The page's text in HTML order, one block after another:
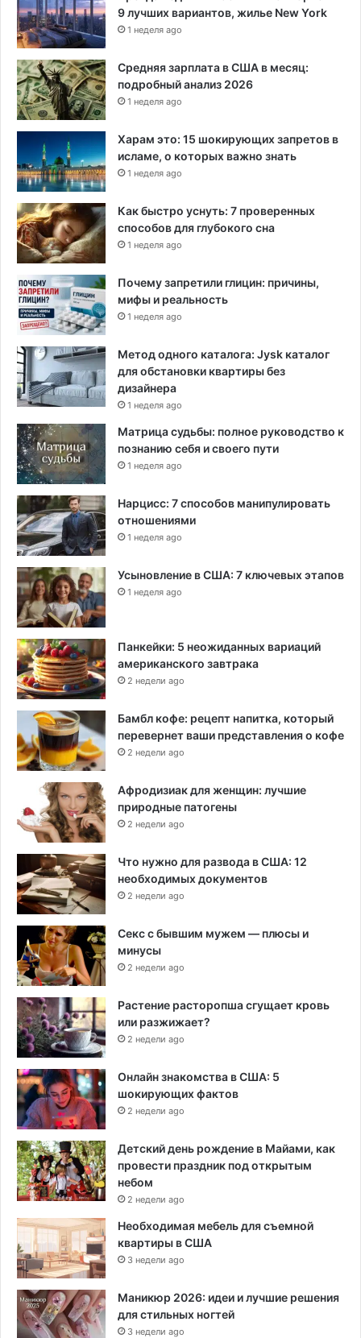
с
и
л
о
1
0
0
0
е
л
в
е
9 лучших вариантов, жилье New York
1 неделя ago
Средняя зарплата в США в месяц:
подробный анализ 2026
1 неделя ago
Харам это: 15 шокирующих запретов в
исламе, о которых важно знать
1 неделя ago
Как быстро уснуть: 7 проверенных
способов для глубокого сна
1 неделя ago
Почему запретили глицин: причины,
мифы и реальность
1 неделя ago
Метод одного каталога: Jysk каталог
для обстановки квартиры без
дизайнера
1 неделя ago
Матрица судьбы: полное руководство к
познанию себя и своего пути
1 неделя ago
Нарцисс: 7 способов манипулировать
отношениями
1 неделя ago
Усыновление в США: 7 ключевых этапов
1 неделя ago
Панкейки: 5 неожиданных вариаций
американского завтрака
2 недели ago
Бамбл кофе: рецепт напитка, который
перевернет ваши представления о кофе
2 недели ago
Афродизиак для женщин: лучшие
природные патогены
2 недели ago
Что нужно для развода в США: 12
необходимых документов
2 недели ago
Секс с бывшим мужем — плюсы и
минусы
2 недели ago
Растение расторопша сгущает кровь
или разжижает?
2 недели ago
Онлайн знакомства в США: 5
шокирующих фактов
2 недели ago
Детский день рождение в Майами, как
провести праздник под открытым
небом
2 недели ago
Необходимая мебель для съемной
квартиры в США
3 недели ago
Маникюр 2026: идеи и лучшие решения
для стильных ногтей
3 недели ago